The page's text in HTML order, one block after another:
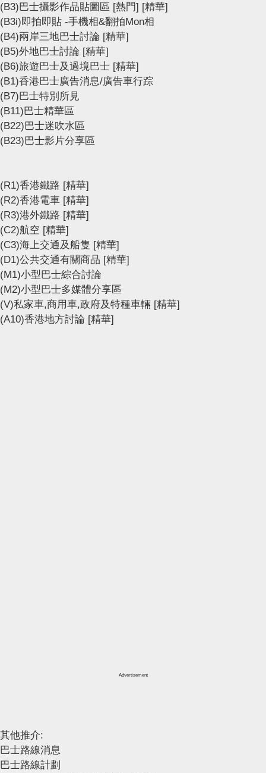
(B3)巴士攝影作品貼圖區 [熱門] [精華]
(B3i)即拍即貼 -手機相&翻拍Mon相
(B4)兩岸三地巴士討論 [精華]
(B5)外地巴士討論 [精華]
(B6)旅遊巴士及過境巴士 [精華]
(B1)香港巴士廣告消息/廣告車行踪
(B7)巴士特別所見
(B11)巴士精華區
(B22)巴士迷吹水區
(B23)巴士影片分享區
(R1)香港鐵路 [精華]
(R2)香港電車 [精華]
(R3)港外鐵路 [精華]
(C2)航空 [精華]
(C3)海上交通及船隻 [精華]
(D1)公共交通有關商品 [精華]
(M1)小型巴士綜合討論
(M2)小型巴士多媒體分享區
(V)私家車,商用車,政府及特種車輛 [精華]
(A10)香港地方討論 [精華]
Advertisement
其他推介:
巴士路線消息
巴士路線計劃